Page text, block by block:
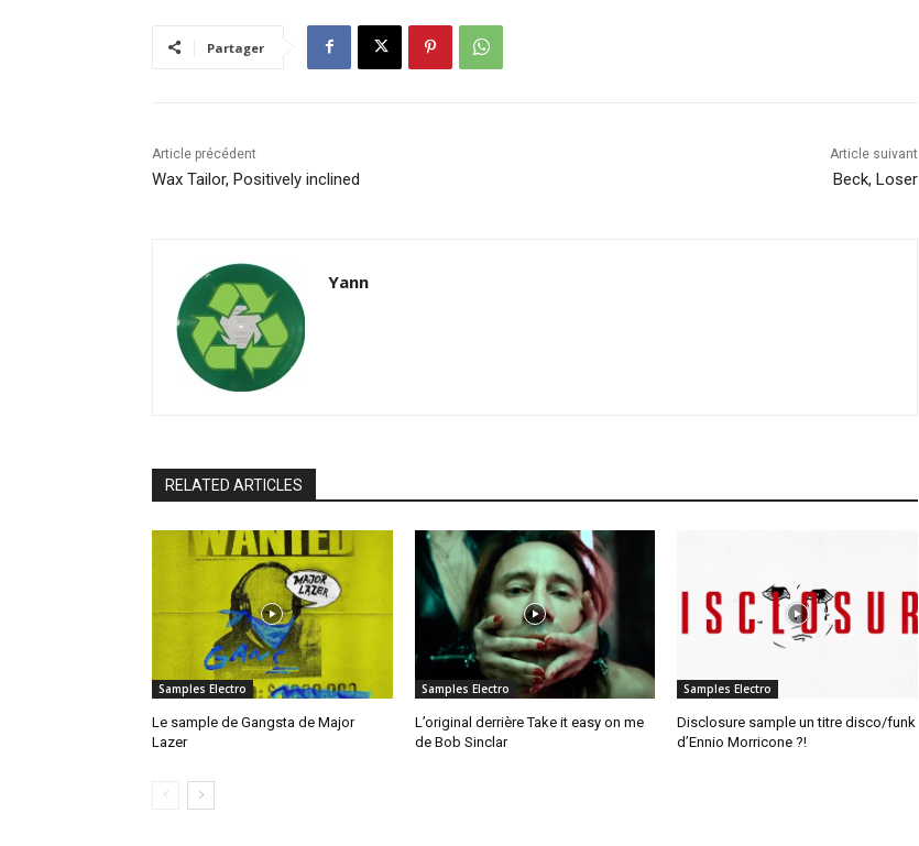
Partager
Article précédent
Wax Tailor, Positively inclined
Article suivant
Beck, Loser
Yann
RELATED ARTICLES
Samples Electro
Le sample de Gangsta de Major
Lazer
Samples Electro
L’original derrière Take it easy on me
de Bob Sinclar
Samples Electro
Disclosure sample un titre disco/funk
d’Ennio Morricone ?!